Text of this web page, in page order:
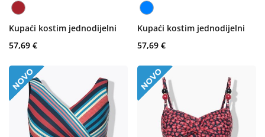
Kupaći kostim jednodijelni
57,69 €
Kupaći kostim jednodijelni
57,69 €